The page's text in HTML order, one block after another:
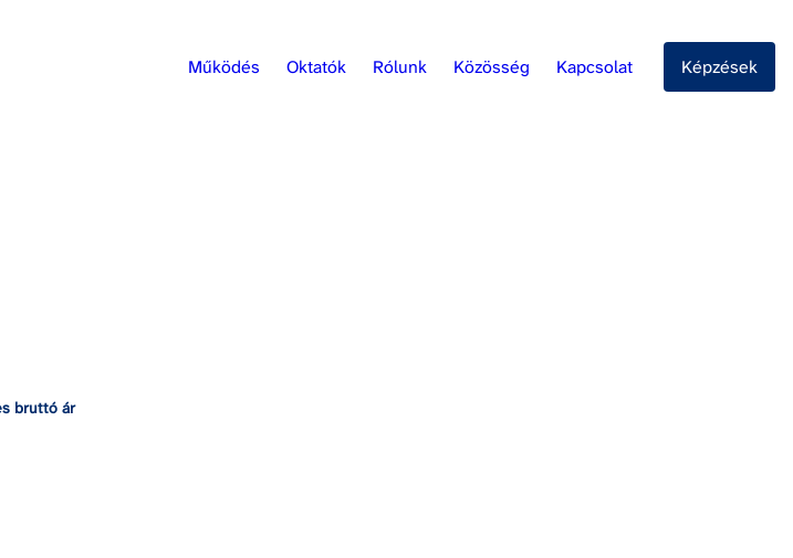
Működés Oktatók Rólunk Közösség Kapcsolat Képzések
bruttó ár